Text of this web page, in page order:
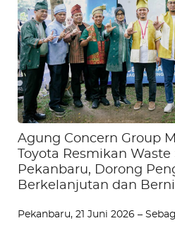
Agung Concern Group
Toyota Resmikan
Pekanbaru, Dorong
Berkelanjutan dan
Pekanbaru, 21 Juni 2026 –